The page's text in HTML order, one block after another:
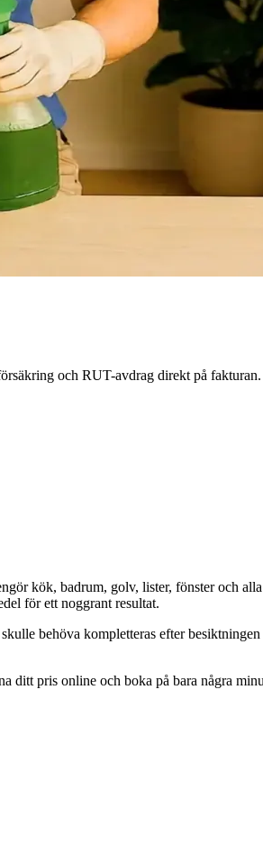
och RUT-avdrag direkt på fakturan.
kök, badrum, golv, lister, fönster och
för ett noggrant resultat.
behöva kompletteras efter
ditt pris online och boka på bara några